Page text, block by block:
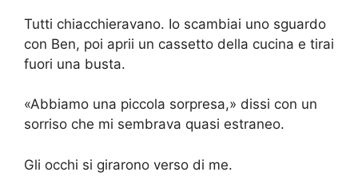
Tutti chiacchieravano. Io scambiai uno sguardo
con Ben, poi aprii un cassetto della cucina e tirai
fuori una busta.
«Abbiamo una piccola sorpresa,» dissi con un
sorriso che mi sembrava quasi estraneo.
Gli occhi si girarono verso di me.